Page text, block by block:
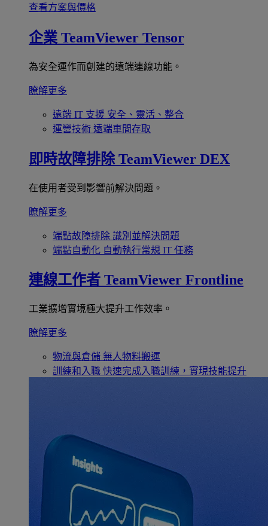
查看方案與價格
企業 TeamViewer Tensor
為安全運作而創建的遠端連線功能。
瞭解更多
遠端 IT 支援 安全、靈活、整合
運營技術 遠端車間存取
即時故障排除 TeamViewer DEX
在使用者受到影響前解決問題。
瞭解更多
端點故障排除 識別並解決問題
端點自動化 自動執行常規 IT 任務
連線工作者 TeamViewer Frontline
工業擴增實境極大提升工作效率。
瞭解更多
物流與倉儲 無人物料搬運
訓練和入職 快速完成入職訓練，實現技能提升